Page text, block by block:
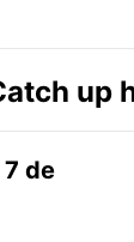
up
de